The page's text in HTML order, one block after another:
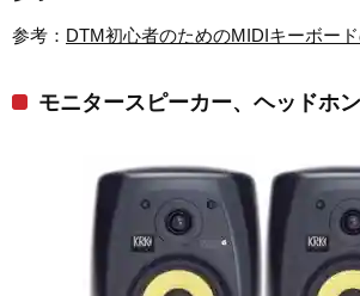
参考： DTM初心者のためのMIDIキーボー
モニタースピーカー、ヘッドホン